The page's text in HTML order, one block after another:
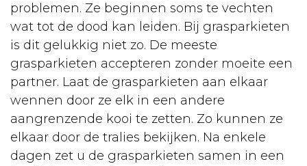
problemen. Ze beginnen soms te vechten
wat tot de dood kan leiden. Bij grasparkieten
is dit gelukkig niet zo. De meeste
grasparkieten accepteren zonder moeite een
partner. Laat de grasparkieten aan elkaar
wennen door ze elk in een andere
aangrenzende kooi te zetten. Zo kunnen ze
elkaar door de tralies bekijken. Na enkele
dagen zet u de grasparkieten samen in een